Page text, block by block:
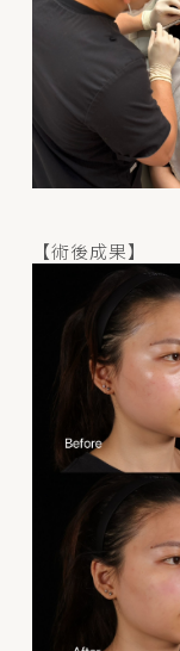
【術後成果】